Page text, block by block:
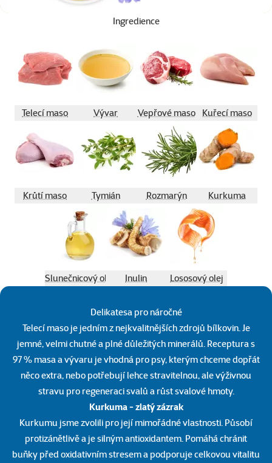
Ingredience
Telecí maso Vývar Vepřové maso Kuřecí maso
Krůtí maso Tymián Rozmarýn Kurkuma
Slunečnicový olej Inulin Lososový olej
Delikatesa pro náročné
Telecí maso je jedním z nejkvalitnějších zdrojů bílkovin. Je
jemné, velmi chutné a plné důležitých minerálů. Receptura s
97 % masa a vývaru je vhodná pro psy, kterým chceme dopřát
něco extra, nebo potřebují lehce stravitelnou, ale výživnou
stravu pro regeneraci svalů a růst svalové hmoty.
Kurkuma - zlatý zázrak
Kurkumu jsme zvolili pro její mimořádné vlastnosti. Působí
protizánětlivě a je silným antioxidantem. Pomáhá chránit
buňky před oxidativním stresem a podporuje celkovou vitalitu